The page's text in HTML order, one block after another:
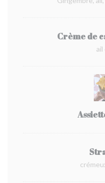
Crème de
ail